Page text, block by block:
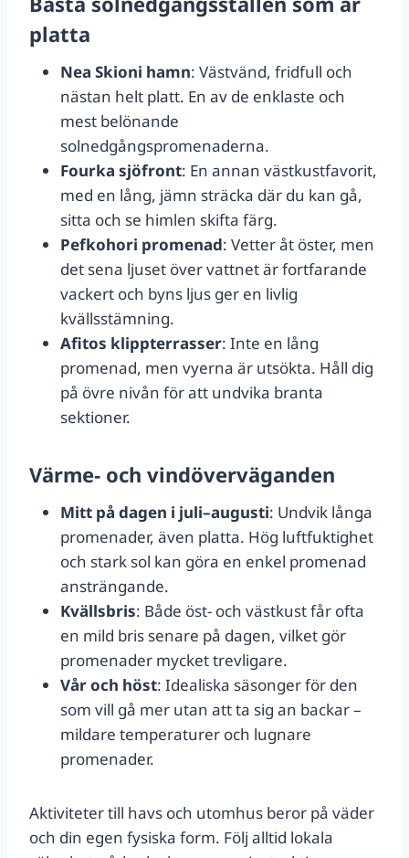
platta
Nea Skioni hamn: Västvänd, fridfull och
nästan helt platt. En av de enklaste och
mest belönande
solnedgångspromenaderna.
Fourka sjöfront: En annan västkustfavorit,
med en lång, jämn sträcka där du kan gå,
sitta och se himlen skifta färg.
Pefkohori promenad: Vetter åt öster, men
det sena ljuset över vattnet är fortfarande
vackert och byns ljus ger en livlig
kvällsstämning.
Afitos klippterrasser: Inte en lång
promenad, men vyerna är utsökta. Håll dig
på övre nivån för att undvika branta
sektioner.
Värme‑ och vindöverväganden
Mitt på dagen i juli–augusti: Undvik långa
promenader, även platta. Hög luftfuktighet
och stark sol kan göra en enkel promenad
ansträngande.
Kvällsbris: Både öst- och västkust får ofta
en mild bris senare på dagen, vilket gör
promenader mycket trevligare.
Vår och höst: Idealiska säsonger för den
som vill gå mer utan att ta sig an backar –
mildare temperaturer och lugnare
promenader.
Aktiviteter till havs och utomhus beror på väder
och din egen fysiska form. Följ alltid lokala